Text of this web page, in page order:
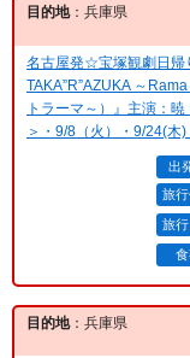
目的地：兵庫県
名古屋発☆宝塚観劇日帰
TAKA”R”AZUKA ～
トラーマ～）』主演：
＞・9/8（火）・9/24(木)
出
旅
旅
目的地：兵庫県